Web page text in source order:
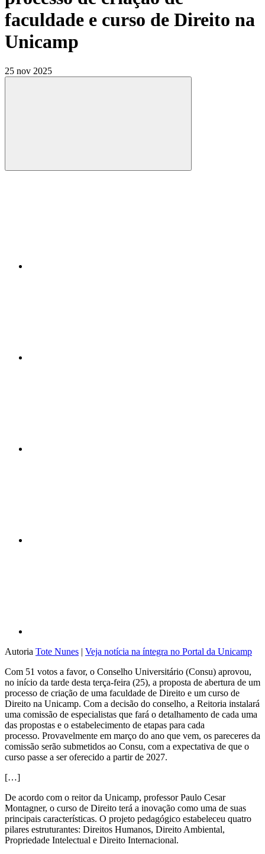
faculdade e curso de Direito na
Unicamp
25 nov 2025
Compartilhar
Autoria Tote Nunes | Veja notícia na íntegra no Portal da Unicamp
Com 51 votos a favor, o Conselho Universitário (Consu) aprovou,
no início da tarde desta terça-feira (25), a proposta de abertura de um
processo de criação de uma faculdade de Direito e um curso de
Direito na Unicamp. Com a decisão do conselho, a Reitoria instalará
uma comissão de especialistas que fará o detalhamento de cada uma
das propostas e o estabelecimento de etapas para cada
processo. Provavelmente em março do ano que vem, os pareceres da
comissão serão submetidos ao Consu, com a expectativa de que o
curso passe a ser oferecido a partir de 2027.
[…]
De acordo com o reitor da Unicamp, professor Paulo Cesar
Montagner, o curso de Direito terá a inovação como uma de suas
principais características. O projeto pedagógico estabeleceu quatro
pilares estruturantes: Direitos Humanos, Direito Ambiental,
Propriedade Intelectual e Direito Internacional.